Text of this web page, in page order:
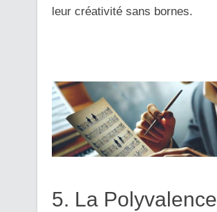
leur créativité sans bornes.
5. La Polyvalence